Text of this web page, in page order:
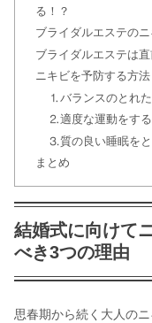
肘
に
結
方
結
る！？
ブライダルエステの
ブライダルエステは
ニキビを予防する方
⒈バランスのとれ
⒉適度な運動をする
⒊質の良い睡眠を
まとめ
結婚式に向けて
べき3つの理由
思春期から続く大人のニ